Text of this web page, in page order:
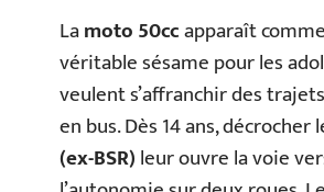
Lamoto 50ccapparaît
véritable sésame pour les
veulent s’affranchir des
en bus. Dès 14 ans, décrocher
(ex-BSR)leur ouvre la voie